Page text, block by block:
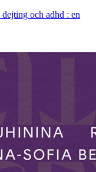
dejting och adhd : en